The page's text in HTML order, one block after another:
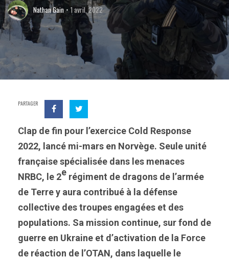
Nathan Gain 1 avril, 2022
PARTAGER
Clap de fin pour l’exercice Cold Response
2022, lancé mi-mars en Norvège. Seule unité
française spécialisée dans les menaces
NRBC, le 2e régiment de dragons de l’armée
de Terre y aura contribué à la défense
collective des troupes engagées et des
populations. Sa mission continue, sur fond de
guerre en Ukraine et d’activation de la Force
de réaction de l’OTAN, dans laquelle le